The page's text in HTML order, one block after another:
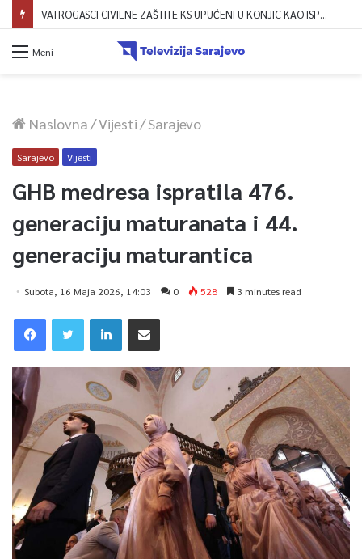
Dova za domovinu i zikir u Ratnoj džamiji: U sklopu manifestacije „Odbrana BiH – Igman 2026“ odana počast herojima
Meni
Naslovna/Vijesti/Sarajevo
Sarajevo Vijesti
GHB medresa ispratila 476.
generaciju maturanata i 44.
generaciju maturantica
Subota, 16 Maja 2026, 14:03 0 528 3 minutes read